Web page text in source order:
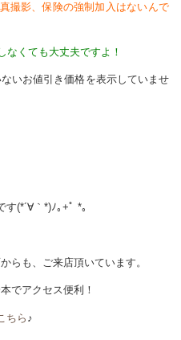
撮影、保険の強制加入はないんで
なくても大丈夫ですよ！
いお値引き価格を表示していませ
(*´∀｀*)ﾉ｡+ﾟ *｡
らも、ご来店頂いています。
でアクセス便利！
ちら ♪